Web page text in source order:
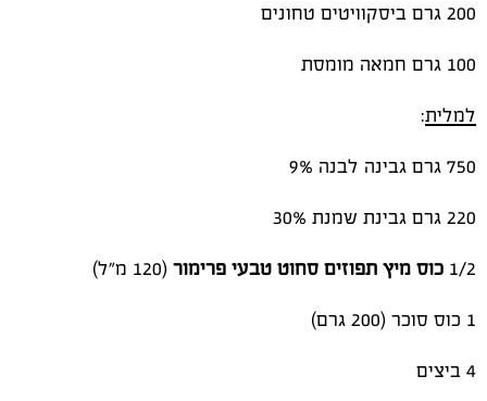
200 גרם ביסקוויטים טחונים
100 גרם חמאה מומסת
למלית:
750 גרם גבינה לבנה 9%
220 גרם גבינת שמנת 30%
1/2 כוס מיץ תפוזים סחוט טבעי פרימור (120 מ"ל)
1 כוס סוכר (200 גרם)
4 ביצים